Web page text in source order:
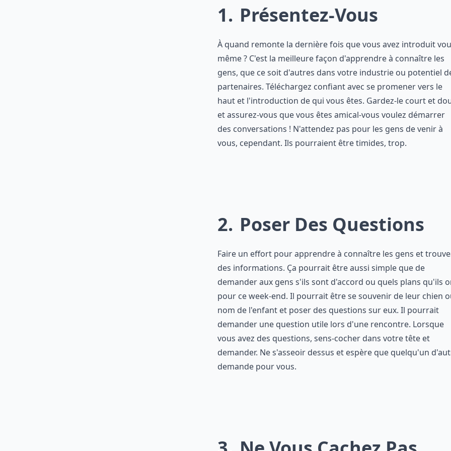
1 Présentez-Vous
À quand remonte la dernière fois que vous avez introduit
même ? C'est la meilleure façon d'apprendre à connaître les
gens, que ce soit d'autres dans votre industrie ou potentiel
partenaires. Téléchargez confiant avec se promener vers le
haut et l'introduction de qui vous êtes. Gardez-le court et
et assurez-vous que vous êtes amical-vous voulez démarrer
des conversations ! N'attendez pas pour les gens de venir à
vous, cependant. Ils pourraient être timides, trop.
2 Poser Des Questions
Faire un effort pour apprendre à connaître les gens et
des informations. Ça pourrait être aussi simple que de
demander aux gens s'ils sont d'accord ou quels plans qu'ils
pour ce week-end. Il pourrait être se souvenir de leur chien
nom de l'enfant et poser des questions sur eux. Il pourrait
demander une question utile lors d'une rencontre. Lorsque
vous avez des questions, sens-cocher dans votre tête et
demander. Ne s'asseoir dessus et espère que quelqu'un
demande pour vous.